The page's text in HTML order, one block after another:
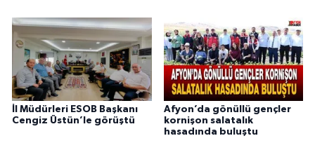
İl Müdürleri ESOB Başkanı
Cengiz Üstün’le görüştü
Afyon’da gönüllü gençler
kornişon salatalık
hasadında buluştu